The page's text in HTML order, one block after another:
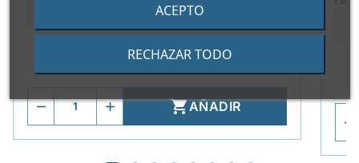
RECHAZAR TODO
ACEPTO73,05 €
AÑADIR